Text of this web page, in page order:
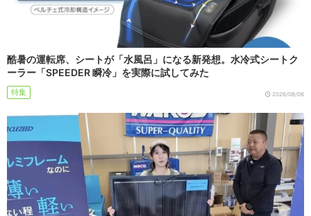
酷暑の運転席、シートが「水風呂」になる新発想。水冷式シートク
ーラー「SPEEDER 瞬冷」を実際に試してみた
特集 2026/08/06